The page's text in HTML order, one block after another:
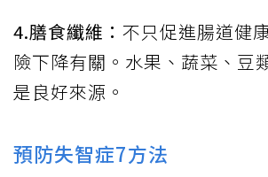
4.膳食纖維： 不只促進腸道健
險下降有關。水果、蔬菜、豆
是良好來源。
預防失智症7方法